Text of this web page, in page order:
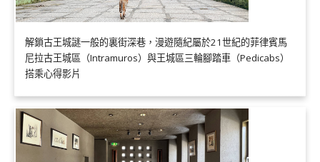
解鎖古王城謎一般的裏街深巷，漫遊隨紀屬於21世紀的菲律賓馬
尼拉古王城區（Intramuros）與王城區三輪腳踏車（Pedicabs）
搭乘心得影片